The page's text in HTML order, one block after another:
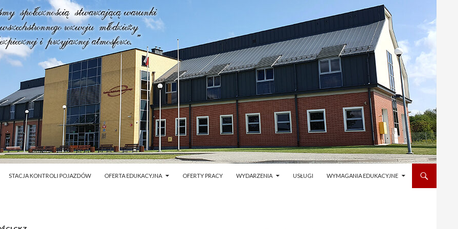
STACJA KONTROLI POJAZDÓW OFERTA EDUKACYJNA OFERTY PRACY WYDARZENIA USŁUGI WYMAGANIA EDUKACYJNE